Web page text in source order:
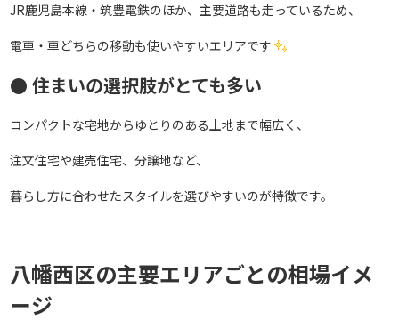
JR鹿児島本線・筑豊電鉄のほか、主要道路も走っているため、
電車・車どちらの移動も使いやすいエリアです
● 住まいの選択肢がとても多い
コンパクトな宅地からゆとりのある土地まで幅広く、
注文住宅や建売住宅、分譲地など、
暮らし方に合わせたスタイルを選びやすいのが特徴です。
八幡西区の主要エリアごとの相場イメ
ージ